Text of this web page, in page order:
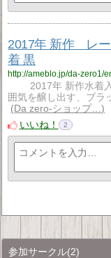
2017年 新作 レ
着 黒
http://ameblo.jp/da-zero1/
2017年 新作水着入
囲気を醸し出す、ブ
Da zero-ショップ…
いいね！
2
参加サークル(2)